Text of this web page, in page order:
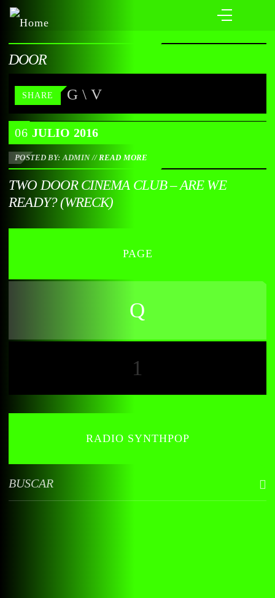
DOOR
SHARE
06JULIO 2016
POSTED BY: ADMIN//READ MORE
TWO DOOR CINEMA CLUB – ARE WE
READY? (WRECK)
PAGE
1
RADIO SYNTHPOP
BUSCAR